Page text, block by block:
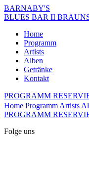
BARNABY'S
BLUES BAR II
Home
Programm
Artists
Alben
Getränke
Kontakt
PROGRAMM
Home Programm Artists
PROGRAMM
Folge uns